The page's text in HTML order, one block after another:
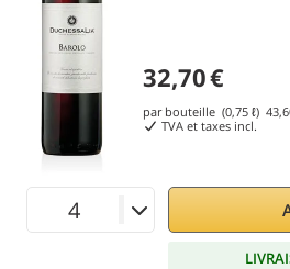
32,70€
par bouteille (0,75 ℓ)
TVA et taxes incl.